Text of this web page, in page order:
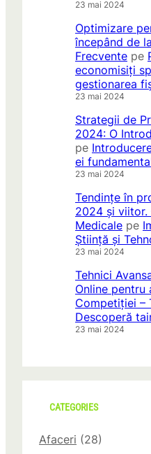
23 mai 2024
Optimizare
începând de
Frecvente pe
economisiți
gestionarea
23 mai 2024
Strategii de
2024: O
pe
ei
23 mai 2024
Tendințe în
2024 și viitor.
Medicale pe
Știință și
23 mai 2024
Tehnici
Online pentru
Competiției –
Descoperă
23 mai 2024
CATEGORIES
Afaceri (28)